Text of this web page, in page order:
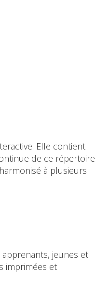
Elle contient
de ce répertoire
à plusieurs
apprenants, jeunes et
imprimées et